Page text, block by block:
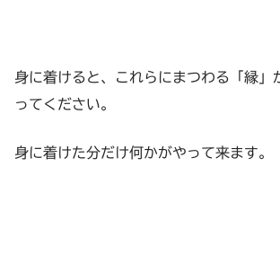
身に着けると、これらにまつわる「縁」
ってください。
身に着けた分だけ何かがやって来ます。